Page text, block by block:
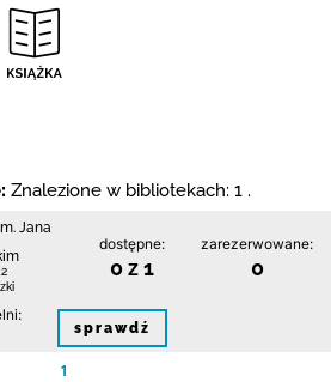
Znalezione w bibliotekach: 1 .
Jana
dostępne:
0 z 1
zarezerwowane:
0
sprawdź
1